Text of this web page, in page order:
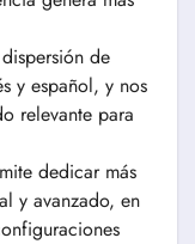
de
y español, y nos
relevante para
dedicar más
y avanzado, en